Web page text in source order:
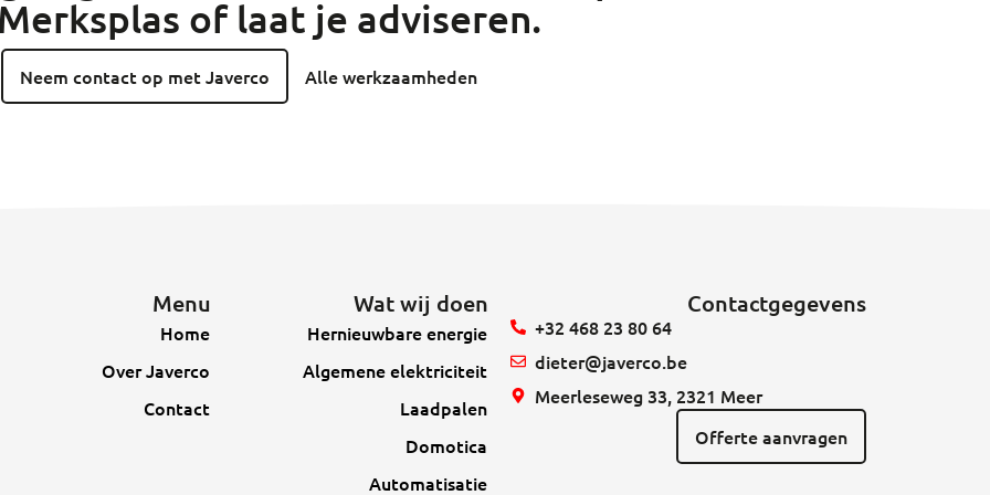
of laat je adviseren.
Neem contact op met Javerco Alle werkzaamheden
Menu
Home
Over Javerco
Contact
Wat wij doen
Hernieuwbare energie
Algemene elektriciteit
Laadpalen
Domotica
Automatisatie
Contactgegevens
+32 468 23 80 64
dieter@javerco.be
Meerleseweg 33, 2321 Meer
Offerte aanvragen